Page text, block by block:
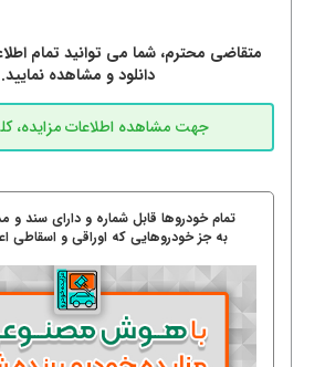
متقاضی محترم، شما می توانید تمام
دانلود و مشاهده نمایید.
تمام خودروها قابل شماره و دارای سند و
به جز خودروهایی که اوراقی و اسقاطی